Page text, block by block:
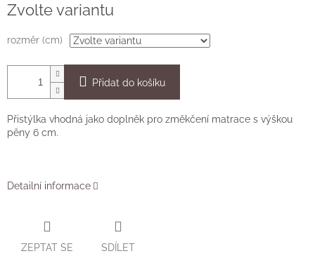
cena:
Zvolte variantu
rozměr (cm)
Přidat do košíku
Přistýlka vhodná jako doplněk pro změkčení matrace s výškou
pěny 6 cm.
Detailní informace
ZEPTAT SE SDÍLET